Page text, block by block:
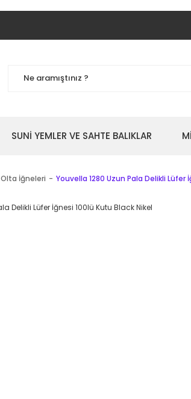
SUNİ YEMLER VE SAHTE BALIKLAR
Olta İğneleri Youvella 1280 Uzun Pala Delikli Lüfer